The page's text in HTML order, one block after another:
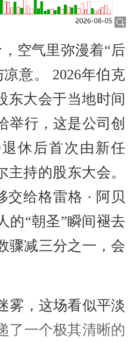
空气里弥漫着“后
意。 2026年伯克
东大会于当地时间
举行，这是公司创
休后首次由新任
主持的股东大会。
交给格雷格 · 阿贝
的“朝圣”瞬间褪去
减三分之一，会
雾，这场看似平淡
了一个极其清晰的